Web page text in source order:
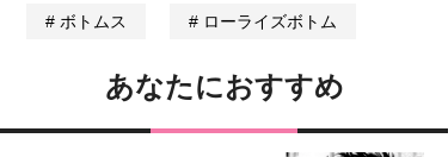
ボトムス ローライズボトム
あなたにおすすめ